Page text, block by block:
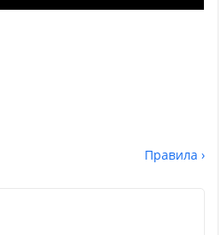
Правила ›